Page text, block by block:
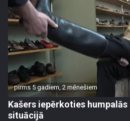
pirms 5 gadiem, 2 mēnešiem
Kašers iepērkoties
situācijā